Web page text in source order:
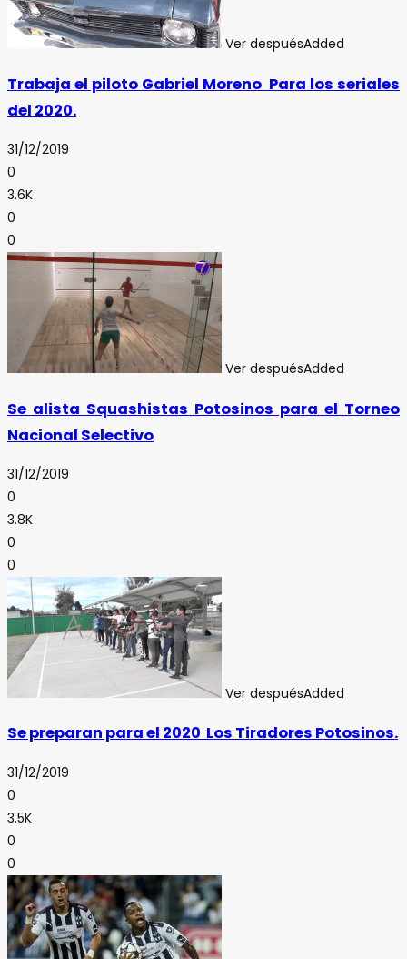
Ver despuésAdded
Trabaja el piloto Gabriel Moreno Para los seriales
del 2020.
31/12/2019
0
3.6K
0
0
Ver despuésAdded
Se alista Squashistas Potosinos para el Torneo
Nacional Selectivo
31/12/2019
0
3.8K
0
0
Ver despuésAdded
Se preparan para el 2020 Los Tiradores Potosinos.
31/12/2019
0
3.5K
0
0